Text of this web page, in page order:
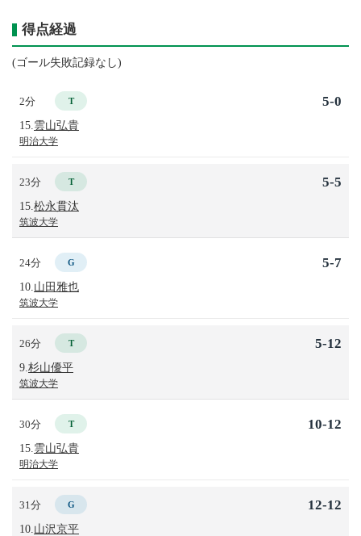
得点経過
(ゴール失敗記録なし)
2分 T
15. 雲山弘貴
明治大学
5-0
23分 T
15. 松永貫汰
筑波大学
5-5
24分 G
10. 山田雅也
筑波大学
5-7
26分 T
9. 杉山優平
筑波大学
5-12
30分 T
15. 雲山弘貴
明治大学
10-12
31分 G
10. 山沢京平
12-12